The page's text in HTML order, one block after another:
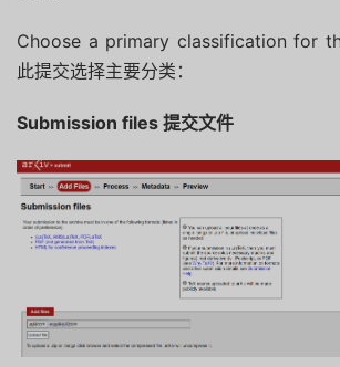
Choose a primary classification for
此提交选择主要分类：
Submission files 提交文件